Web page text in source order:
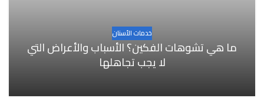
خدمات الأسنان
ما هي تشوهات الفكين؟ الأسباب والأعراض التي
لا يجب تجاهلها